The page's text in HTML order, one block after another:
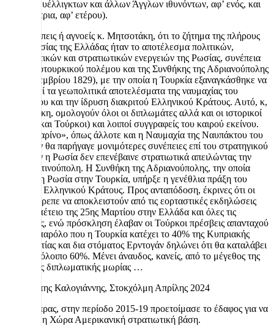
μεταξύ Ουέλλιγκτων και άλλων Άγγλων ιθυνόντων, αφ’ ενός, και
Καποδίστρια, αφ’ ετέρου).
Παραβλέπεις ή αγνοείς κ. Μητσοτάκη, ότι το ζήτημα της πλήρους
ανεξαρτησίας της Ελλάδας ήταν το αποτέλεσμα πολιτικών,
διπλωματικών και στρατιωτικών ενεργειών της Ρωσίας, συνέπεια
του Ρωσοτουρκικού πολέμου και της Συνθήκης της Αδριανούπολης
(14 Σεπτεμβρίου 1829), με την οποία η Τουρκία εξαναγκάσθηκε να
αποδεχθεί τα γεωπολιτικά αποτελέσματα της ναυμαχίας του
Ναυαρίνου και την ίδρυση διακριτού Ελληνικού Κράτους. Αυτό, κ,
Μητσοτάκη, ομολογούν όλοι οι διπλωμάτες αλλά και οι ιστορικοί
(Δυτικοί και Τούρκοι) και λοιποί συγγραφείς του καιρού εκείνου.
Το «Ναυαρίνο», όπως άλλοτε και η Ναυμαχία της Ναυπάκτου του
1571, δεν θα παρήγαγε μονιμότερες συνέπειες επί του στρατηγικού
πεδίου αν η Ρωσία δεν επενέβαινε στρατιωτικά απειλώντας την
Κωνσταντινούπολη. Η Συνθήκη της Αδριανούπολης, την οποία
επέβαλε η Ρωσία στην Τουρκία, υπήρξε η γενέθλια πράξη του
νεότερου Ελληνικού Κράτους. Προς ανταπόδοση, έκρινες ότι οι
Ρώσοι έπρεπε να αποκλειστούν από τις εορταστικές εκδηλώσεις
για την επέτειο της 25ης Μαρτίου στην Ελλάδα και όλες τις
πρεσβείες, ενώ πρόσκληση έλαβαν οι Τούρκοι πρέσβεις απανταχού
της Γης, παρόλο που η Τουρκία κατέχει το 40% της Κυπριακής
Δημοκρατίας και δια στόματος Ερντογάν δηλώνει ότι θα καταλάβει
και το υπόλοιπο 60%. Μένει άναυδος, κανείς, από το μέγεθος της
ελληνικής διπλωματικής μωρίας …
Παναγιώτης Καλογιάννης, Στοκχόλμη Απρίλης 2024
1. Ο Τσίπρας, στην περίοδο 2015-19 προετοίμασε το έδαφος για να
γίνει όλη η Χώρα Αμερικανική στρατιωτική βάση.